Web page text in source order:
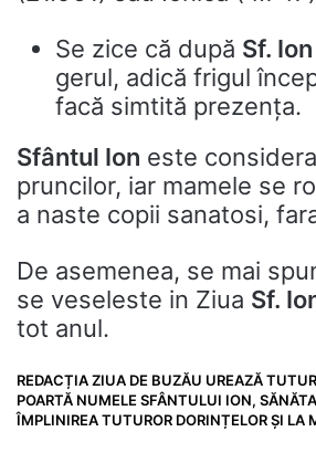
Se zice că după Sf. Ion
gerul, adică frigul
facă simtită prezența.
Sfântul Ion este
pruncilor, iar mamele se
a naste copii sanatosi,
De asemenea, se mai
se veseleste in Ziua Sf.
tot anul.
REDACȚIA ZIUA DE BUZĂU UREAZĂ
POARTĂ NUMELE SFÂNTULUI ION,
ÎMPLINIREA TUTUROR DORINȚELOR ȘI LA